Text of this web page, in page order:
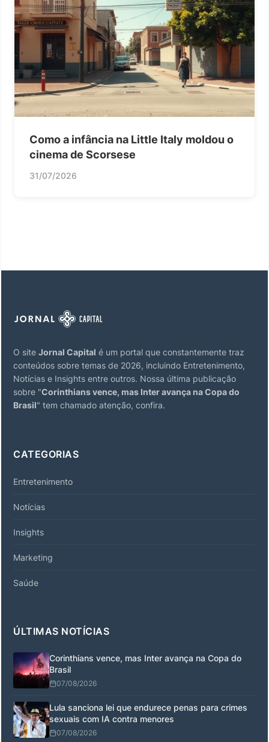
Como a infância na Little Italy moldou o
cinema de Scorsese
31/07/2026
O site Jornal Capital é um portal que constantemente traz
conteúdos sobre temas de 2026, incluindo Entretenimento,
Notícias e Insights entre outros. Nossa última publicação
sobre "Corinthians vence, mas Inter avança na Copa do
Brasil" tem chamado atenção, confira.
CATEGORIAS
Entretenimento
Notícias
Insights
Marketing
Saúde
ÚLTIMAS NOTÍCIAS
Corinthians vence, mas Inter avança na Copa do
Brasil
07/08/2026
Lula sanciona lei que endurece penas para crimes
sexuais com IA contra menores
07/08/2026